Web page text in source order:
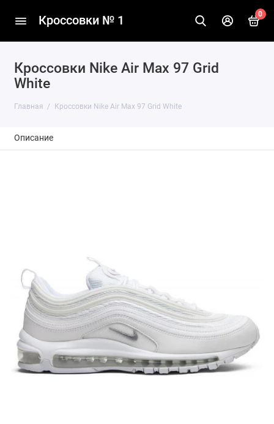
Кроссовки № 1 0
Кроссовки Nike Air Max 97 Grid
White
Главная Кроссовки Nike Air Max 97 Grid White
Описание